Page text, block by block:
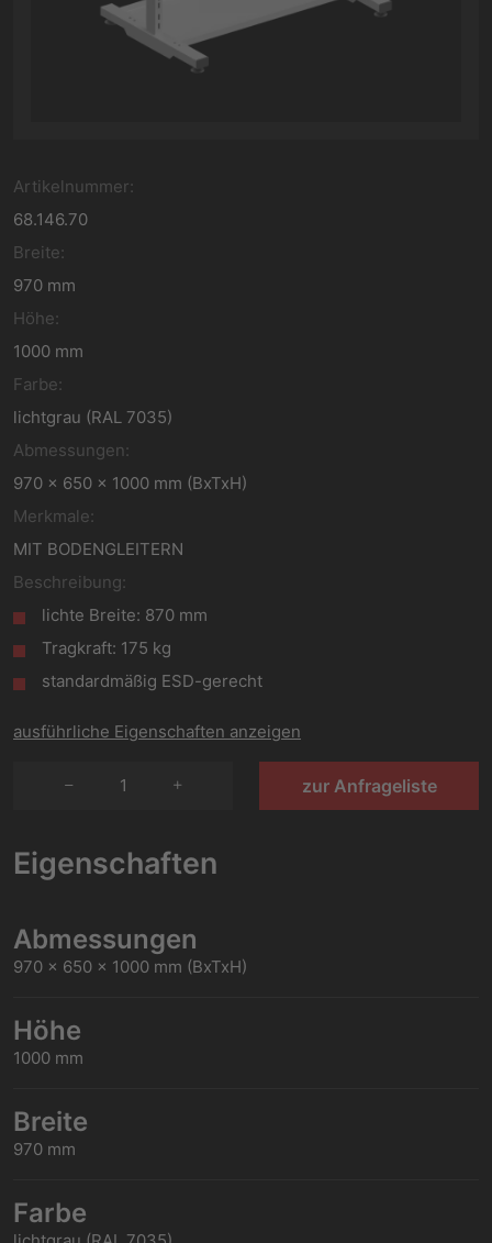
Artikelnummer:
68.146.70
Breite:
970 mm
Höhe:
1000 mm
Farbe:
lichtgrau (RAL 7035)
Abmessungen:
970 x 650 x 1000 mm (BxTxH)
Merkmale:
MIT BODENGLEITERN
Beschreibung:
lichte Breite: 870 mm
Tragkraft: 175 kg
standardmäßig ESD-gerecht
ausführliche Eigenschaften anzeigen
1 zur Anfrageliste
Eigenschaften
Abmessungen
970 x 650 x 1000 mm (BxTxH)
Höhe
1000 mm
Breite
970 mm
Farbe